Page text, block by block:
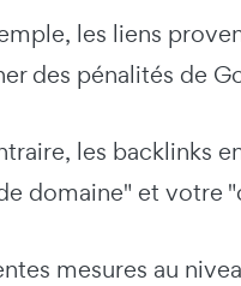
les liens
des pénalités de
les backlinks
domaine" et votre
mesures au